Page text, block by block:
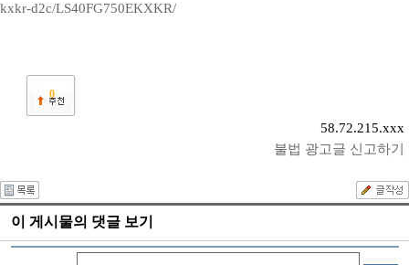
kxkr-d2c/LS40FG750EKXKR/
0
58.72.215.xxx
불법 광고글 신고하기
이 게시물의 댓글 보기